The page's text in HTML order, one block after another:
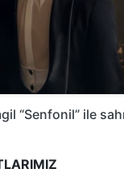
“Senfonil” ile